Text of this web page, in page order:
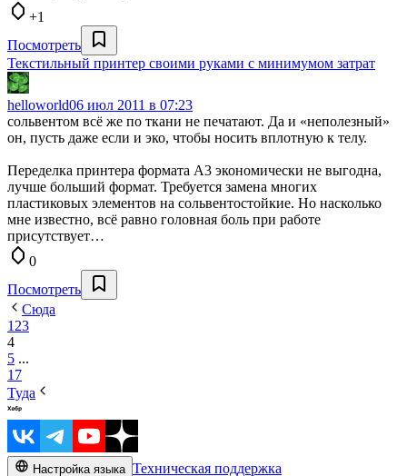
+1
Посмотреть
Текстильный принтер своими руками с минимумом затрат
helloworld06 июл 2011 в 07:23
сольвентом всё же по ткани не печатают. Да и «неполезный»
он, пусть даже если и эко, чтобы носить вплотную к телу.
Переделка принтера формата А3 экономически не выгодна,
лучше больший формат. Требуется замена многих
пластиковых элементов на сольвентостойкие. Но насколько
мне известно, всё равно головная боль при работе
присутствует…
0
Посмотреть
Сюда
1 23
4
5 ...
17
Туда
Настройка языка Техническая поддержка